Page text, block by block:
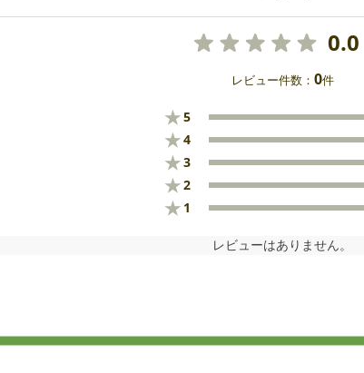
0.0
レビュー件数： 0件
★5
★4
★3
★2
★ 1
レビューはありません。